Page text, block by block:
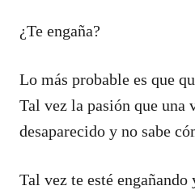
¿Te engaña?
Lo más probable es que
Tal vez la pasión que una
desaparecido y no sabe
Tal vez te esté